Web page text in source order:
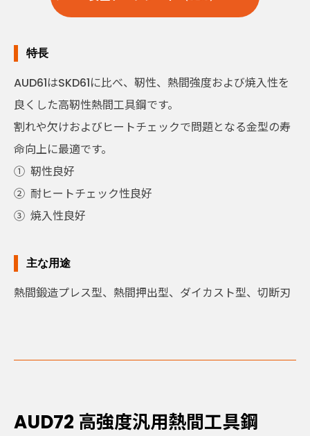
特長
AUD61はSKD61に比べ、靭性、熱間強度および焼入性を
良くした高靭性熱間工具鋼です。
割れや欠けおよびヒートチェックで問題となる金型の寿
命向上に最適です。
① 靭性良好
② 耐ヒートチェック性良好
③ 焼入性良好
主な用途
熱間鍛造プレス型、熱間押出型、ダイカスト型、切断刃
AUD72 高強度汎用熱間工具鋼